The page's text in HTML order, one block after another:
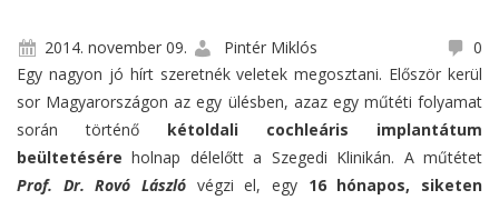
2014. november 09. Pintér Miklós
0
Egy nagyon jó hírt szeretnék veletek megosztani. Először kerül
sor Magyarországon az egy ülésben, azaz egy műtéti folyamat
során történő kétoldali cochleáris implantátum
beültetésére holnap délelőtt a Szegedi Klinikán. A műtétet
Prof. Dr. Rovó László végzi el, egy 16 hónapos, siketen